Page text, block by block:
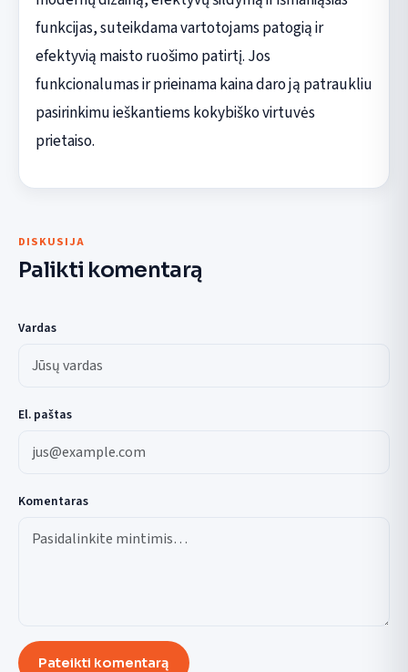
funkcijas, suteikdama vartotojams patogią ir
efektyvią maisto ruošimo patirtį. Jos
funkcionalumas ir prieinama kaina daro ją patraukliu
pasirinkimu ieškantiems kokybiško virtuvės
prietaiso.
DISKUSIJA
Palikti komentarą
Vardas
El. paštas
Komentaras
Pateikti komentarą